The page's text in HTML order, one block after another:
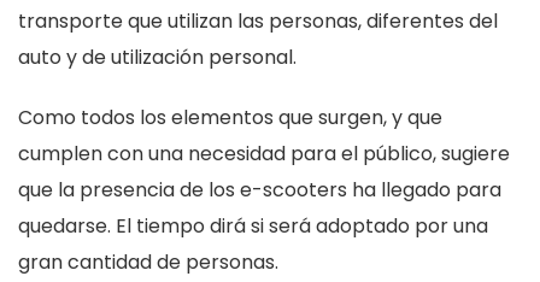
transporte que utilizan las personas, diferentes del
auto y de utilización personal.
Como todos los elementos que surgen, y que
cumplen con una necesidad para el público, sugiere
que la presencia de los e-scooters ha llegado para
quedarse. El tiempo dirá si será adoptado por una
gran cantidad de personas.